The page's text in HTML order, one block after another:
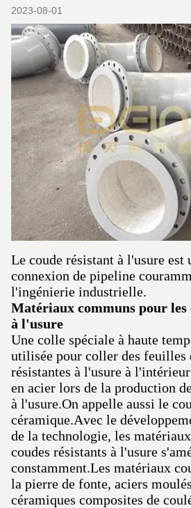
2023-08-01
Le coude résistant à l'usure est
connexion de pipeline
l'ingénierie industrielle.
Matériaux communs pour les
à l'usure
Une colle spéciale à haute
utilisée pour coller des feuilles
résistantes à l'usure à
en acier lors de la production
à l'usure.On appelle aussi le
céramique.Avec le
de la technologie, les
coudes résistants à l'usure
constamment.Les matériaux
la pierre de fonte, aciers
céramiques composites de